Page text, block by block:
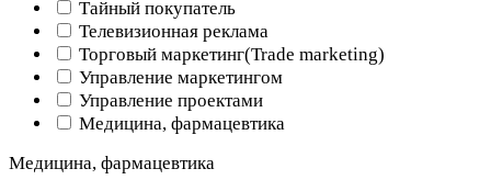
Тайный покупатель
Телевизионная реклама
Торговый маркетинг(Trade marketing)
Управление маркетингом
Управление проектами
Медицина, фармацевтика
Медицина, фармацевтика